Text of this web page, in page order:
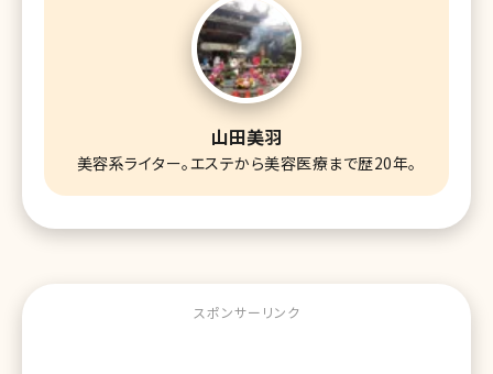
山田美羽
美容系ライター。エステから美容医療まで歴20年。
スポンサーリンク